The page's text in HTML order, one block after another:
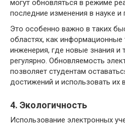
могут обновляться в режиме
последние изменения в науке и
Это особенно важно в таких
областях, как информационные
инженерия, где новые знания и
регулярно. Обновляемость
позволяет студентам
достижений и использовать их
4. Экологичность
Использование электронных